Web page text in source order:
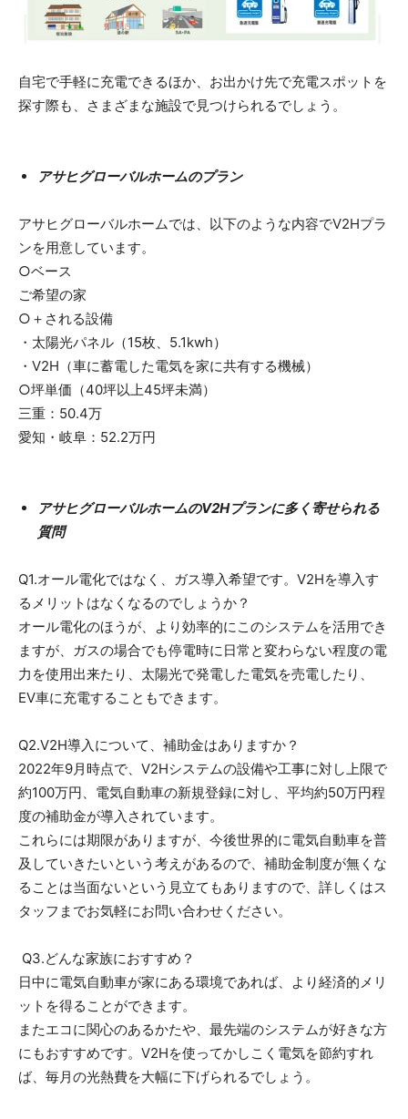
自宅で手軽に充電できるほか、お出かけ先で充電スポットを
探す際も、さまざまな施設で見つけられるでしょう。
アサヒグローバルホームのプラン
アサヒグローバルホームでは、以下のような内容でV2Hプラ
ンを用意しています。
○ベース
ご希望の家
○＋される設備
・太陽光パネル（15枚、5.1kwh）
・V2H（車に蓄電した電気を家に共有する機械）
○坪単価（40坪以上45坪未満）
三重：50.4万
愛知・岐阜：52.2万円
アサヒグローバルホームのV2Hプランに多く寄せられる
質問
Q1.オール電化ではなく、ガス導入希望です。V2Hを導入す
るメリットはなくなるのでしょうか？
オール電化のほうが、より効率的にこのシステムを活用でき
ますが、ガスの場合でも停電時に日常と変わらない程度の電
力を使用出来たり、太陽光で発電した電気を売電したり、
EV車に充電することもできます。
Q2.V2H導入について、補助金はありますか？
2022年9月時点で、V2Hシステムの設備や工事に対し上限で
約100万円、電気自動車の新規登録に対し、平均約50万円程
度の補助金が導入されています。
これらには期限がありますが、今後世界的に電気自動車を普
及していきたいという考えがあるので、補助金制度が無くな
ることは当面ないという見立てもありますので、詳しくはス
タッフまでお気軽にお問い合わせください。
Q3.どんな家族におすすめ？
日中に電気自動車が家にある環境であれば、より経済的メリ
ットを得ることができます。
またエコに関心のあるかたや、最先端のシステムが好きな方
にもおすすめです。V2Hを使ってかしこく電気を節約すれ
ば、毎月の光熱費を大幅に下げられるでしょう。